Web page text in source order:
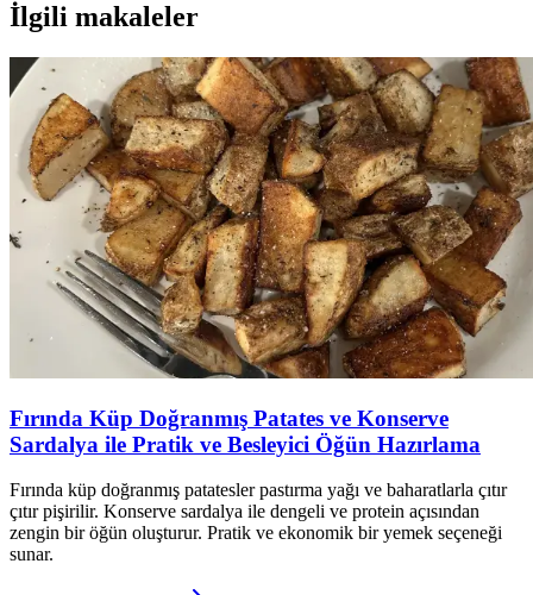
İlgili makaleler
Fırında Küp Doğranmış Patates ve Konserve
Sardalya ile Pratik ve Besleyici Öğün Hazırlama
Fırında küp doğranmış patatesler pastırma yağı ve baharatlarla çıtır
çıtır pişirilir. Konserve sardalya ile dengeli ve protein açısından
zengin bir öğün oluşturur. Pratik ve ekonomik bir yemek seçeneği
sunar.